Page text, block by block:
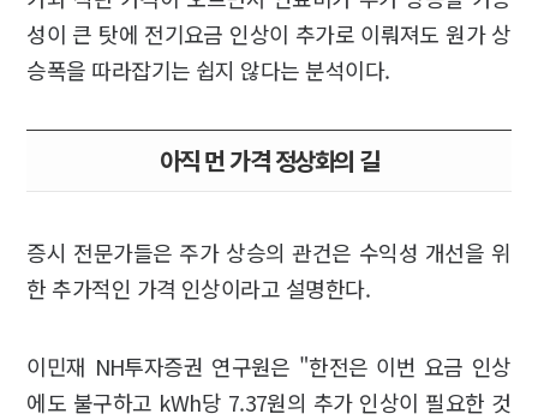
성이 큰 탓에 전기요금 인상이 추가로 이뤄져도 원가 상
승폭을 따라잡기는 쉽지 않다는 분석이다.
아직 먼 가격 정상화의 길
증시 전문가들은 주가 상승의 관건은 수익성 개선을 위
한 추가적인 가격 인상이라고 설명한다.
이민재 NH투자증권 연구원은 "한전은 이번 요금 인상
에도 불구하고 kWh당 7.37원의 추가 인상이 필요한 것